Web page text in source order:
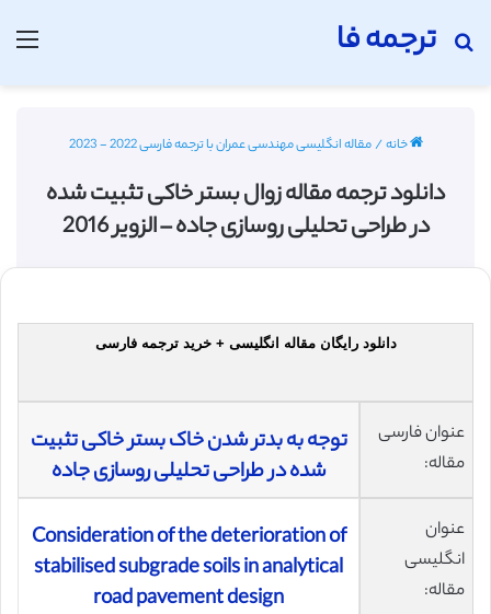
ترجمه فا
جستجو برای
خانه/مقاله انگلیسی مهندسی عمران با ترجمه فارسی 2022 - 2023
دانلود ترجمه مقاله زوال بستر خاکی تثبیت شده
در طراحی تحلیلی روسازی جاده – الزویر 2016
دانلود رایگان مقاله انگلیسی + خرید ترجمه فارسی
عنوان فارسی
مقاله:
توجه به بدتر شدن خاک بستر خاکی تثبیت
شده در طراحی تحلیلی روسازی جاده
عنوان
انگلیسی
مقاله:
Consideration of the deterioration of
stabilised subgrade soils in analytical
road pavement design